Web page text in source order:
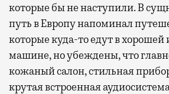
которые бы не наступили. В
путь в Европу напоминал
которые куда-то едут в хорошей
машине, но убеждены, что
кожаный салон, стильная
крутая встроенная